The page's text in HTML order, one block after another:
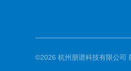
©2026 杭州朋谱科技有限公司